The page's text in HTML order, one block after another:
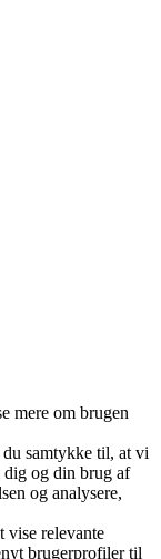
mere om brugen
samtykke til, at vi
dig og din brug af
og analysere,
vise relevante
brugerprofiler til